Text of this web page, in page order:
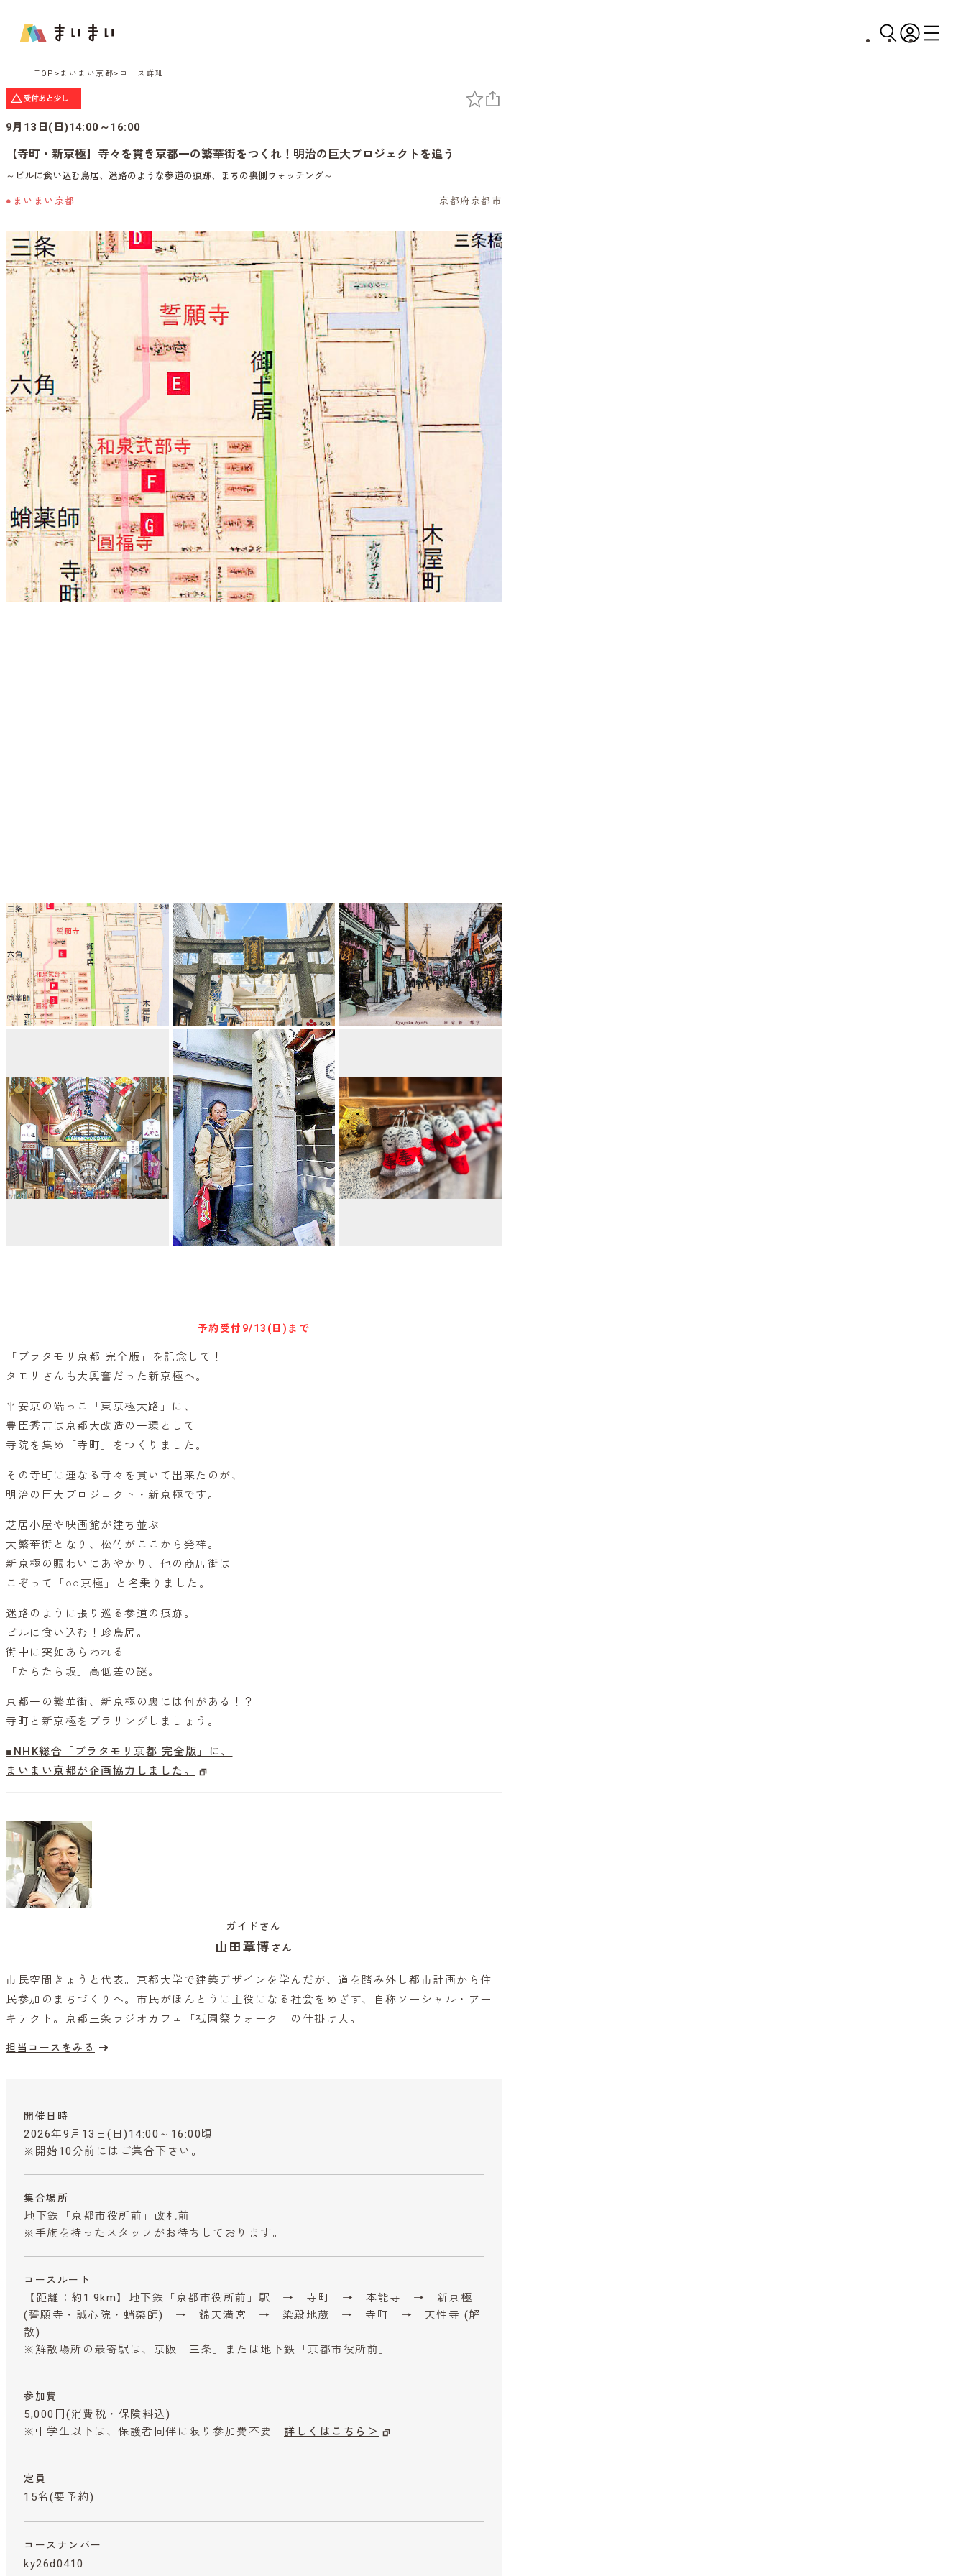
TOP まいまい京都 コース詳細
9月13日(日)14:00～16:00
【寺町・新京極】寺々を貫き京都一の繁華街をつくれ！明治の巨大プロジェクトを追う
～ビルに食い込む鳥居、迷路のような参道の痕跡、まちの裏側ウォッチング～
●まいまい京都 京都府京都市
予約受付 9/13(日)まで
「ブラタモリ京都 完全版」を記念して！
タモリさんも大興奮だった新京極へ。
平安京の端っこ「東京極大路」に、
豊臣秀吉は京都大改造の一環として
寺院を集め「寺町」をつくりました。
その寺町に連なる寺々を貫いて出来たのが、
明治の巨大プロジェクト・新京極です。
芝居小屋や映画館が建ち並ぶ
大繁華街となり、松竹がここから発祥。
新京極の賑わいにあやかり、他の商店街は
こぞって「○○京極」と名乗りました。
迷路のように張り巡る参道の痕跡。
ビルに食い込む！珍鳥居。
街中に突如あらわれる
「たらたら坂」高低差の謎。
京都一の繁華街、新京極の裏には何がある！？
寺町と新京極をブラリングしましょう。
■NHK総合「ブラタモリ京都 完全版」に、
まいまい京都が企画協力しました。
ガイドさん
山田章博 さん
市民空間きょうと代表。京都大学で建築デザインを学んだが、道を踏み外し都市計画から住
民参加のまちづくりへ。市民がほんとうに主役になる社会をめざす、自称ソーシャル・アー
キテクト。京都三条ラジオカフェ「祇園祭ウォーク」の仕掛け人。
担当コースをみる
開催日時
2026年9月13日(日)14:00～16:00頃
※開始10分前にはご集合下さい。
集合場所
地下鉄「京都市役所前」改札前
※手旗を持ったスタッフがお待ちしております。
コースルート
【距離：約1.9km】地下鉄「京都市役所前」駅 → 寺町 → 本能寺 → 新京極
(誓願寺・誠心院・蛸薬師) → 錦天満宮 → 染殿地蔵 → 寺町 → 天性寺 (解
散)
※解散場所の最寄駅は、京阪「三条」または地下鉄「京都市役所前」
参加費
5,000円 (消費税・保険料込)
※中学生以下は、保護者同伴に限り参加費不要 詳しくはこちら＞
定員
15名(要予約)
コースナンバー
ky26d0410